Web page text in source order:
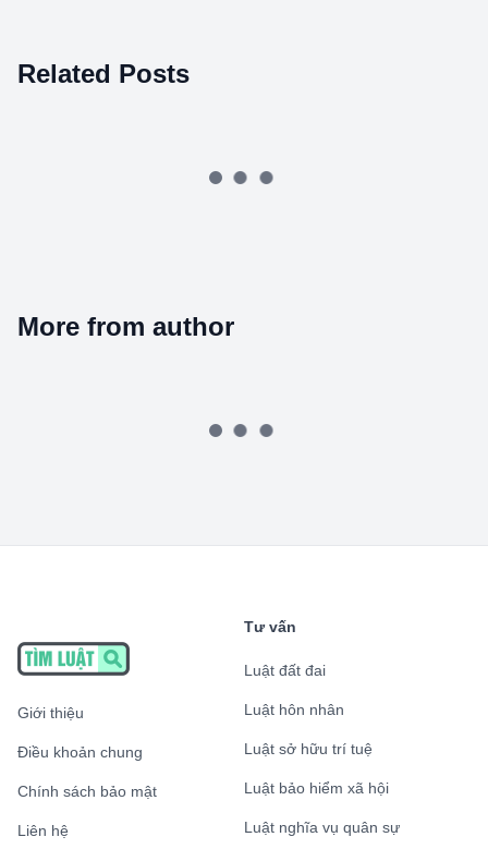
Related Posts
More from author
Giới thiệu
Điều khoản chung
Chính sách bảo mật
Liên hệ
Tư vấn
Luật đất đai
Luật hôn nhân
Luật sở hữu trí tuệ
Luật bảo hiểm xã hội
Luật nghĩa vụ quân sự